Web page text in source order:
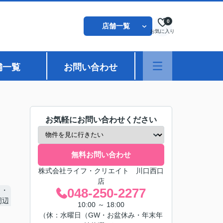
店舗一覧
お気に入り
0
一覧 お問い合わせ
お気軽にお問い合わせください
無料お問い合わせ
株式会社ライフ・クリエイト 川口西口
店
048-250-2277
10:00 ～ 18:00
（休：水曜日（GW・お盆休み・年末年